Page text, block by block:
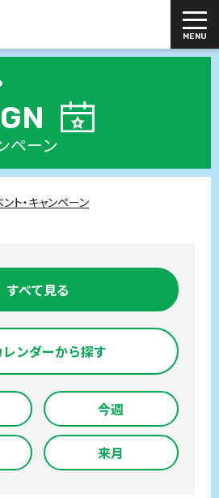
ペーン
ト・キャンペーン
すべて見る
レンダーから探す
今週
来月